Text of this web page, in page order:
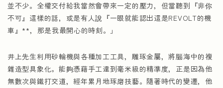
並不少。全權交付給我當然會帶來一定的壓力，但當聽到『非你
不可』這樣的話，或是有人說『一眼就能認出這是REVOLT的機
車』**，那是我最開心的時刻。」
井上先生利用砂輪機與各種加工工具，雕琢金屬，將腦海中的複
雜造型具象化。能夠憑藉手工達到毫米級的精準度，正是因為他
無數次與鐵打交道，經年累月地琢磨技藝。隨著時代的變遷，他